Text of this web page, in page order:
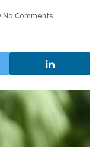
No Comments